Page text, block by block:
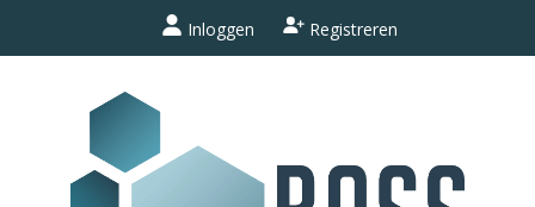
Inloggen Registreren